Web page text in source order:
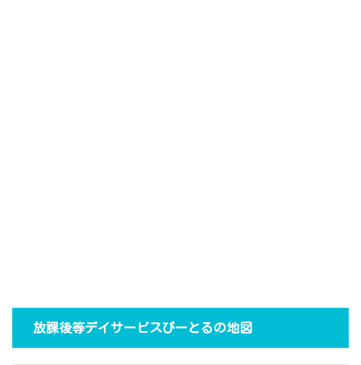
放課後等デイサービスびーとるの地図